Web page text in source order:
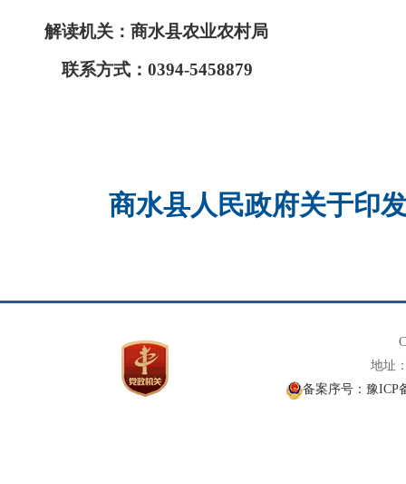
解读机关：商水县农业农村局
联系方式：0394-5458879
商水县人民政府关于印
地址
备案序号：豫ICP